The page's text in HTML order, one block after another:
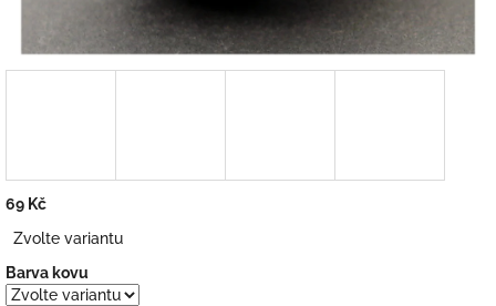
69 Kč
cena:
Zvolte variantu
Barva kovu